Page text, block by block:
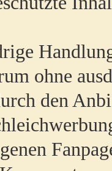
ohne
den